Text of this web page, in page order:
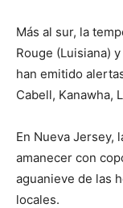
Más al sur, la
Rouge (Luisiana)
han emitido
Cabell, Kanawha,
En Nueva Jersey,
amanecer con
aguanieve de las
locales.